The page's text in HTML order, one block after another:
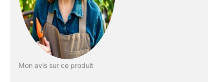
navigation par satellite
garantissent une tonte
uniforme, même en cas
de signal faible ou sous
Mon avis sur ce produit